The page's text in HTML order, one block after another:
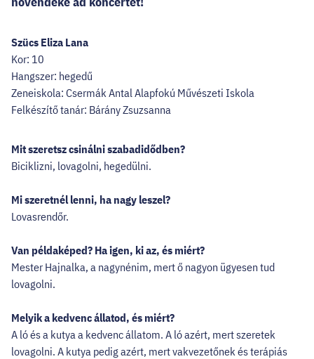
Szücs Eliza Lana
Kor: 10
Hangszer: hegedű
Zeneiskola: Csermák Antal Alapfokú Művészeti Iskola
Felkészítő tanár: Bárány Zsuzsanna
Mit szeretsz csinálni szabadidődben?
Biciklizni, lovagolni, hegedülni.
Mi szeretnél lenni, ha nagy leszel?
Lovasrendőr.
Van példaképed? Ha igen, ki az, és miért?
Mester Hajnalka, a nagynénim, mert ő nagyon ügyesen tud
lovagolni.
Melyik a kedvenc állatod, és miért?
A ló és a kutya a kedvenc állatom. A ló azért, mert szeretek
lovagolni. A kutya pedig azért, mert vakvezetőnek és terápiás